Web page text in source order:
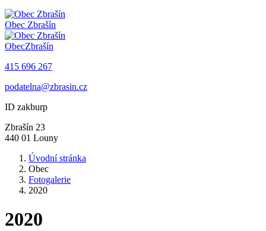
Obec Zbrašín
ObecZbrašín
415 696 267
podatelna@zbrasin.cz
ID zakburp
Zbrašín 23
440 01 Louny
Úvodní stránka
Obec
Fotogalerie
2020
2020